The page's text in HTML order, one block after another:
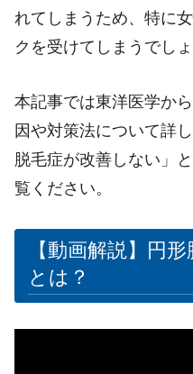
れてしまうため、特に
クを受けてしまうでしょ
本記事では東洋医学か
因や対策法について詳
脱毛症が改善しない」
覧ください。
【動画解説】円
とは？